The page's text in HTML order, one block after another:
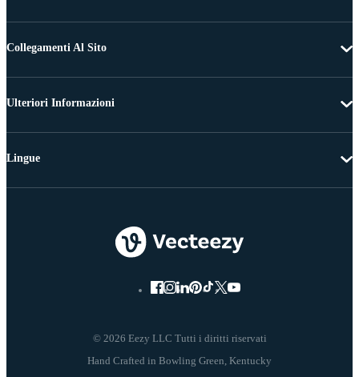
Collegamenti Al Sito
Ulteriori Informazioni
© 2026 Eezy LLC Tutti i diritti riservati
Lingue